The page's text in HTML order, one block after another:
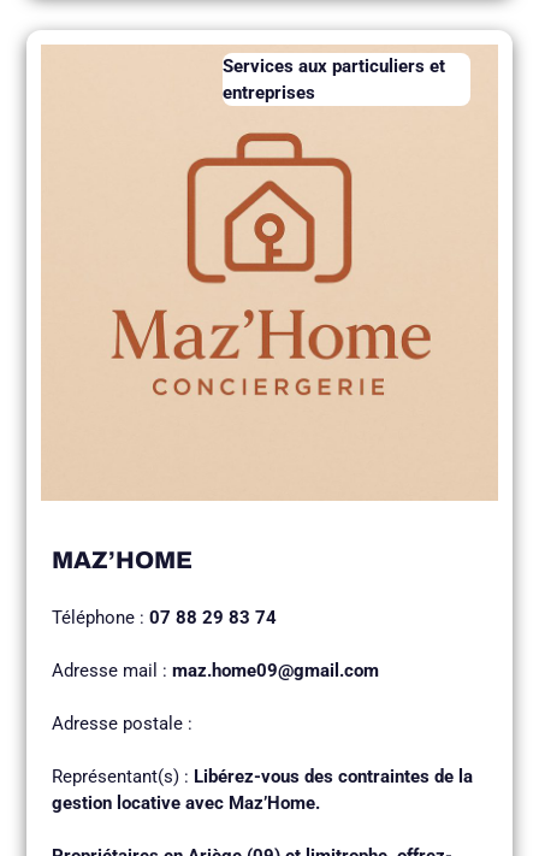
Services aux particuliers et
entreprises
MAZ’HOME
Téléphone : 07 88 29 83 74
Adresse mail : maz.home09@gmail.com
Adresse postale :
Représentant(s) : Libérez-vous des contraintes de la
gestion locative avec Maz’Home.